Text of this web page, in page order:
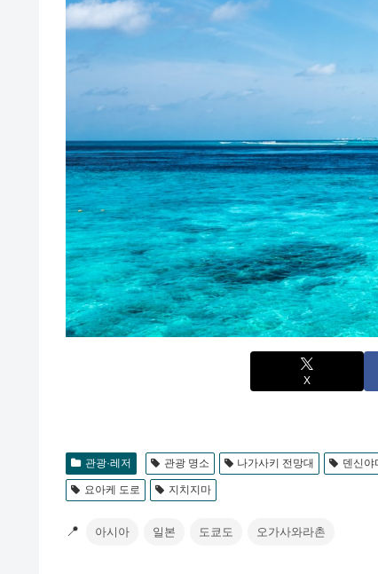
X
관광·레저 관광 명소 나가사키 전망대 덴신야
요아케 도로 지치지마
📍 아시아 일본 도쿄도 오가사와라촌